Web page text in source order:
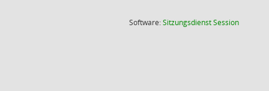
Software:SitzungsdienstSession(Wird in